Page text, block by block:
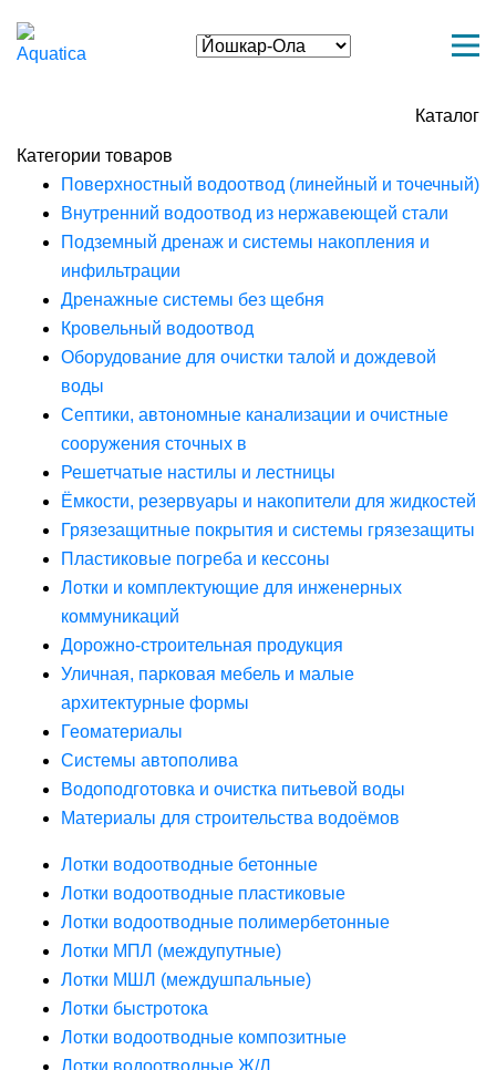
Каталог
Категории товаров
Поверхностный водоотвод (линейный и точечный)
Внутренний водоотвод из нержавеющей стали
Подземный дренаж и системы накопления и
инфильтрации
Дренажные системы без щебня
Кровельный водоотвод
Оборудование для очистки талой и дождевой
воды
Септики, автономные канализации и очистные
сооружения сточных в
Решетчатые настилы и лестницы
Ёмкости, резервуары и накопители для жидкостей
Грязезащитные покрытия и системы грязезащиты
Пластиковые погреба и кессоны
Лотки и комплектующие для инженерных
коммуникаций
Дорожно-строительная продукция
Уличная, парковая мебель и малые
архитектурные формы
Геоматериалы
Системы автополива
Водоподготовка и очистка питьевой воды
Материалы для строительства водоёмов
Лотки водоотводные бетонные
Лотки водоотводные пластиковые
Лотки водоотводные полимербетонные
Лотки МПЛ (междупутные)
Лотки МШЛ (междушпальные)
Лотки быстротока
Лотки водоотводные композитные
Лотки водоотводные Ж/Д